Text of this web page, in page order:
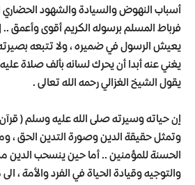
أسباب النهوض والسيادة والشهود الحضاري
فرباط المسلم برسوله الكريم أقوى وأعمق ..
يعيش الرسول في ضميره ، ولا تتبعه
يغني عنه أبدا أن يحرك لسانه بألف صلاة
يقول الشيخ الغزالي رحمه الله تعالى .
إن حياته وسيرته صلى الله عليه وسلم (
وتمثل حقيقة الدين وصورة التدين الحق ،
الحسنة للمؤمنين .. أما حين ينسحب الدين
والتوجيه وقيادة الحياة في الفرد والأمة ،